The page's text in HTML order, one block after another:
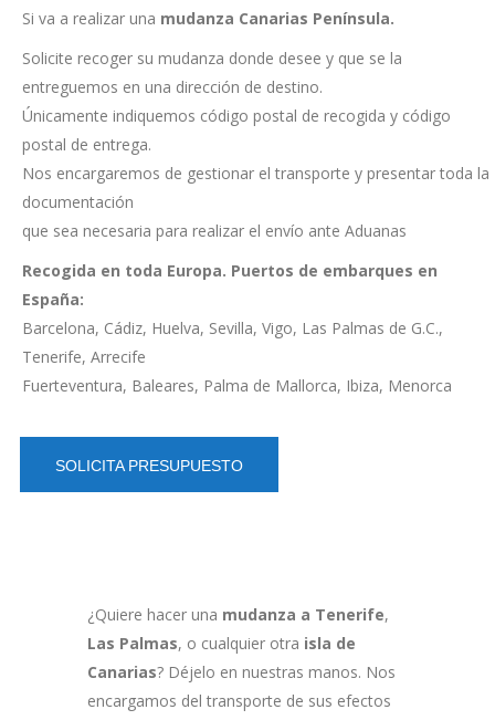
Si va a realizar una mudanza Canarias Península.
Solicite recoger su mudanza donde desee y que se la
entreguemos en una dirección de destino.
Únicamente indiquemos código postal de recogida y código
postal de entrega.
Nos encargaremos de gestionar el transporte y presentar toda la
documentación
que sea necesaria para realizar el envío ante Aduanas
Recogida en toda Europa. Puertos de embarques en
España:
Barcelona, Cádiz, Huelva, Sevilla, Vigo, Las Palmas de G.C.,
Tenerife, Arrecife
Fuerteventura, Baleares, Palma de Mallorca, Ibiza, Menorca
SOLICITA PRESUPUESTO
¿Quiere hacer una mudanza a Tenerife,
Las Palmas, o cualquier otra isla de
Canarias? Déjelo en nuestras manos. Nos
encargamos del transporte de sus efectos